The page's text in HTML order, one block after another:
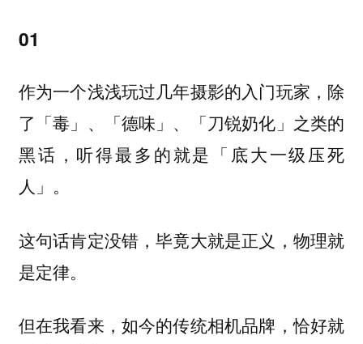
01
作为一个浅浅玩过几年摄影的入门玩家，除
了「毒」、「德味」、「刀锐奶化」之类的
黑话，听得最多的就是「底大一级压死
人」。
这句话肯定没错，毕竟大就是正义，物理就
是定律。
但在我看来，如今的传统相机品牌，恰好就